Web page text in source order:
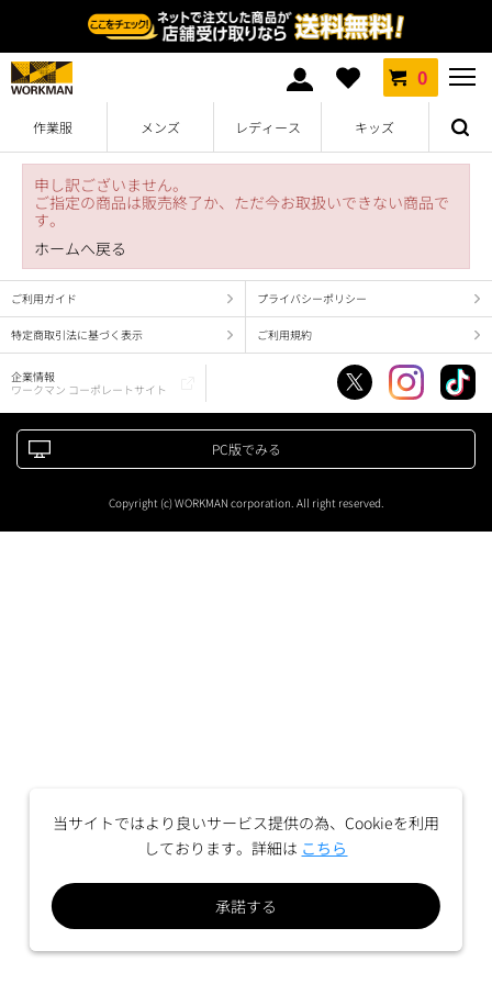
0
作業服 メンズ レディース キッズ
申し訳ございません。
ご指定の商品は販売終了か、ただ今お取扱いできない商品で
す。
ホームへ戻る
ご利用ガイド プライバシーポリシー
特定商取引法に基づく表示 ご利用規約
企業情報
ワークマン コーポレートサイト
PC版でみる
Copyright (c) WORKMAN corporation. All right reserved.
当サイトではより良いサービス提供の為、Cookieを利用
しております。詳細は こちら
承諾する